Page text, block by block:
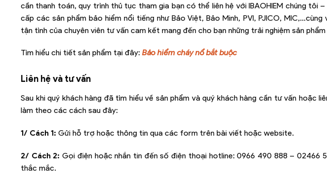
cần thanh toán, quy trình thủ tục tham gia bạn có thể liên hệ với IBAOHIEM chúng tôi
cấp các sản phẩm bảo hiểm nổi tiếng như Bảo Việt, Bảo Minh, PVI, PJICO,
tận tình của chuyên viên tư vấn cam kết mang đến cho bạn những trải nghiệm sản
Tìm hiểu chi tiết sản phẩm tại đây: Bảo hiểm cháy nổ bắt buộc
Liên hệ và tư vấn
Sau khi quý khách hàng đã tìm hiểu về sản phẩm và quý khách hàng cần tư vấn hoặc
làm theo các cách sau đây:
1/ Cách 1: Gửi hỗ trợ hoặc thông tin qua các form trên bài viết hoặc website.
2/ Cách 2: Gọi điện hoặc nhắn tin đến số điện thoại hotline:0966 490 888 – 02466
thắc mắc.